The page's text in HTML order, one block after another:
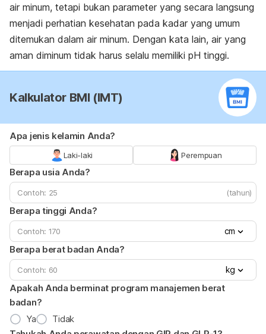
air minum, tetapi bukan parameter yang secara langsung
menjadi perhatian kesehatan pada kadar yang umum
ditemukan dalam air minum. Dengan kata lain, air yang
aman diminum tidak harus selalu memiliki pH tinggi.
Kalkulator BMI (IMT)
Apa jenis kelamin Anda?
Laki-laki Perempuan
Berapa usia Anda?
(tahun)
Berapa tinggi Anda?
cm
Berapa berat badan Anda?
kg
Apakah Anda berminat program manajemen berat
badan?
Ya
Tidak